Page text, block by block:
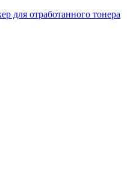
для отработанного тонера